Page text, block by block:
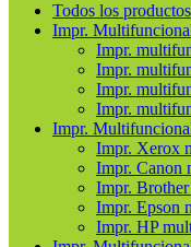
Todos los productos
Impr.
Impr.
Impr.
Impr.
Impr.
Impr.
Impr. Xerox
Impr. Canon
Impr.
Impr. Epson
Impr. HP